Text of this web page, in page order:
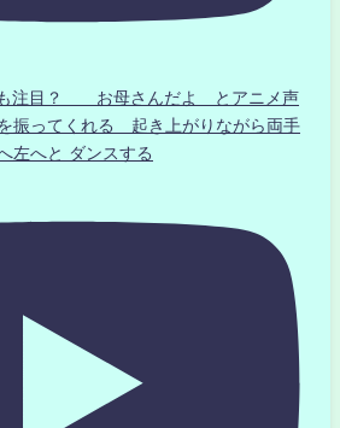
も注目？ お母さんだよ とアニメ声
振ってくれる 起き上がりながら両手
左へと ダンスする